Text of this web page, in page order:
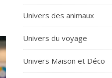
Univers des animaux
Univers du voyage
Univers Maison et Déco